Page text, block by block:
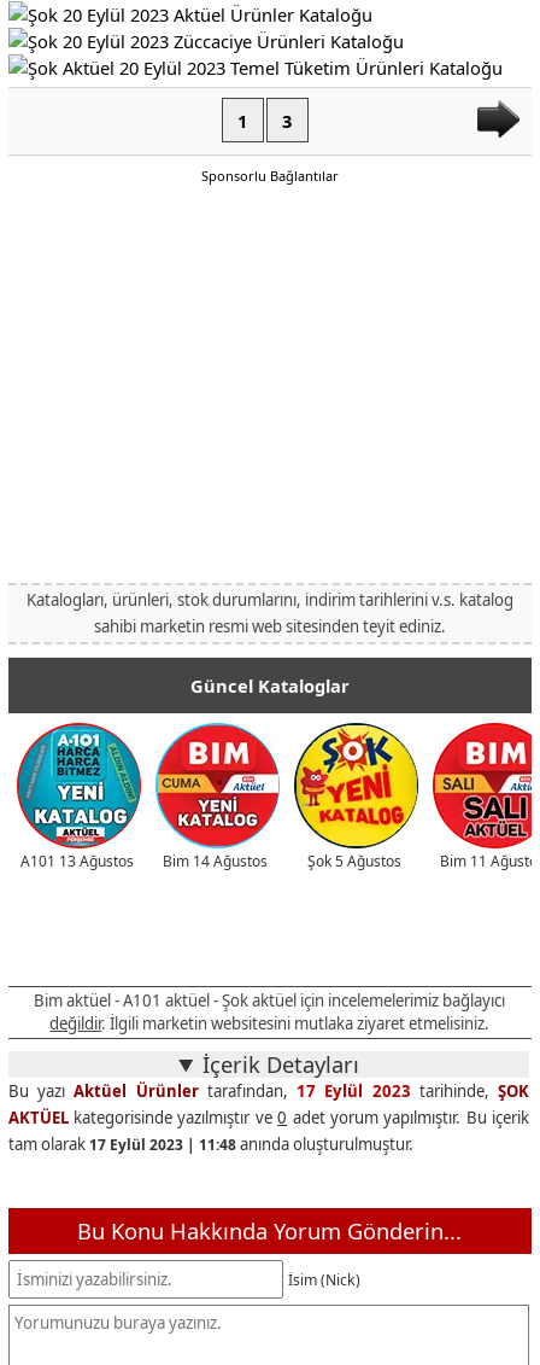
1 3
Sponsorlu Bağlantılar
Katalogları, ürünleri, stok durumlarını, indirim tarihlerini v.s. katalog
sahibi marketin resmi web sitesinden teyit ediniz.
Güncel Kataloglar
A101 13 Ağustos Bim 14 Ağustos Şok 5 Ağustos Bim 11
Bim aktüel - A101 aktüel - Şok aktüel için incelemelerimiz bağlayıcı
değildir. İlgili marketin websitesini mutlaka ziyaret etmelisiniz.
İçerik Detayları
Bu yazıAktüel Ürünlertarafından, 17 Eylül 2023 tarihinde,ŞOK
AKTÜELkategorisinde yazılmıştır ve0 adet yorum yapılmıştır. Bu içerik
tam olarak 17 Eylül 2023 | 11:48anında oluşturulmuştur.
Bu Konu Hakkında Yorum Gönderin...
İsim (Nick)